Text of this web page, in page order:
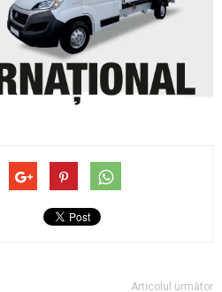
Articolul următor